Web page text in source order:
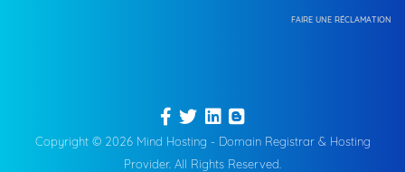
FAIRE UNE RÉCLAMATION
Copyright © 2026 Mind Hosting - Domain Registrar & Hosting
Provider. All Rights Reserved.